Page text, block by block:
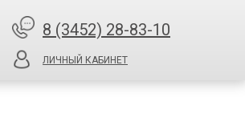
8 (3452) 28-83-10
ЛИЧНЫЙ КАБИНЕТ